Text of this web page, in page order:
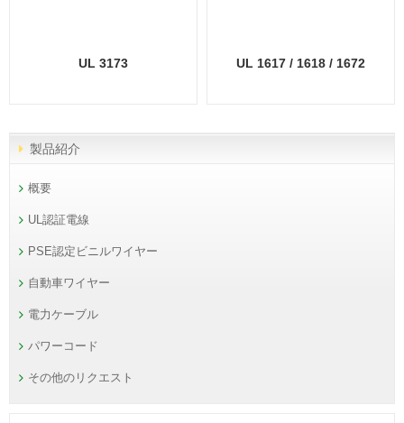
UL 3173 UL 1617 / 1618 / 1672
製品紹介
概要
UL認証電線
PSE認定ビニルワイヤー
自動車ワイヤー
電力ケーブル
パワーコード
その他のリクエスト